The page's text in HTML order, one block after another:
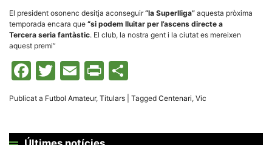
El president osonenc desitja aconseguir“la Superlliga” aquesta pròxima
temporada encara que “si podem lluitar per l’ascens directe a
Tercera seria fantàstic. El club, la nostra gent i la ciutat es mereixen
aquest premi”
Facebook
Twitter
Email
Print
Publicat a Futbol Amateur, Titulars Tagged Centenari, Vic
emmagatzemen
dades en el seu
dispositiu que
permeten que el
algunes